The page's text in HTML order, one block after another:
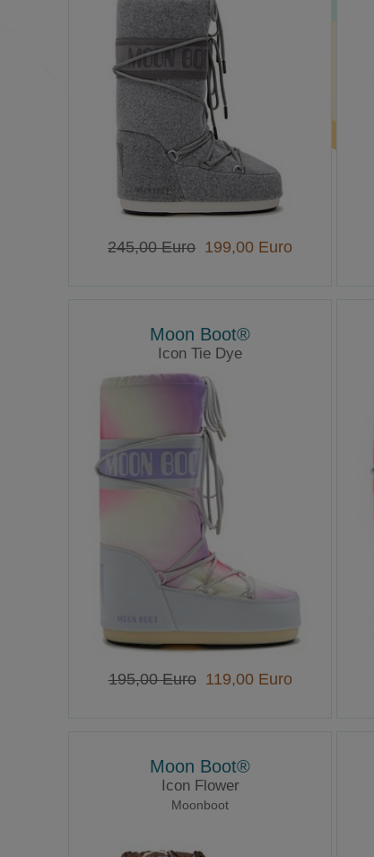
245,00 Euro 199,00 Euro
Moon Boot®
Icon Tie Dye
Moonboots
195,00 Euro119,00 Euro
Moon Boot®
Icon Flower
Moonboot